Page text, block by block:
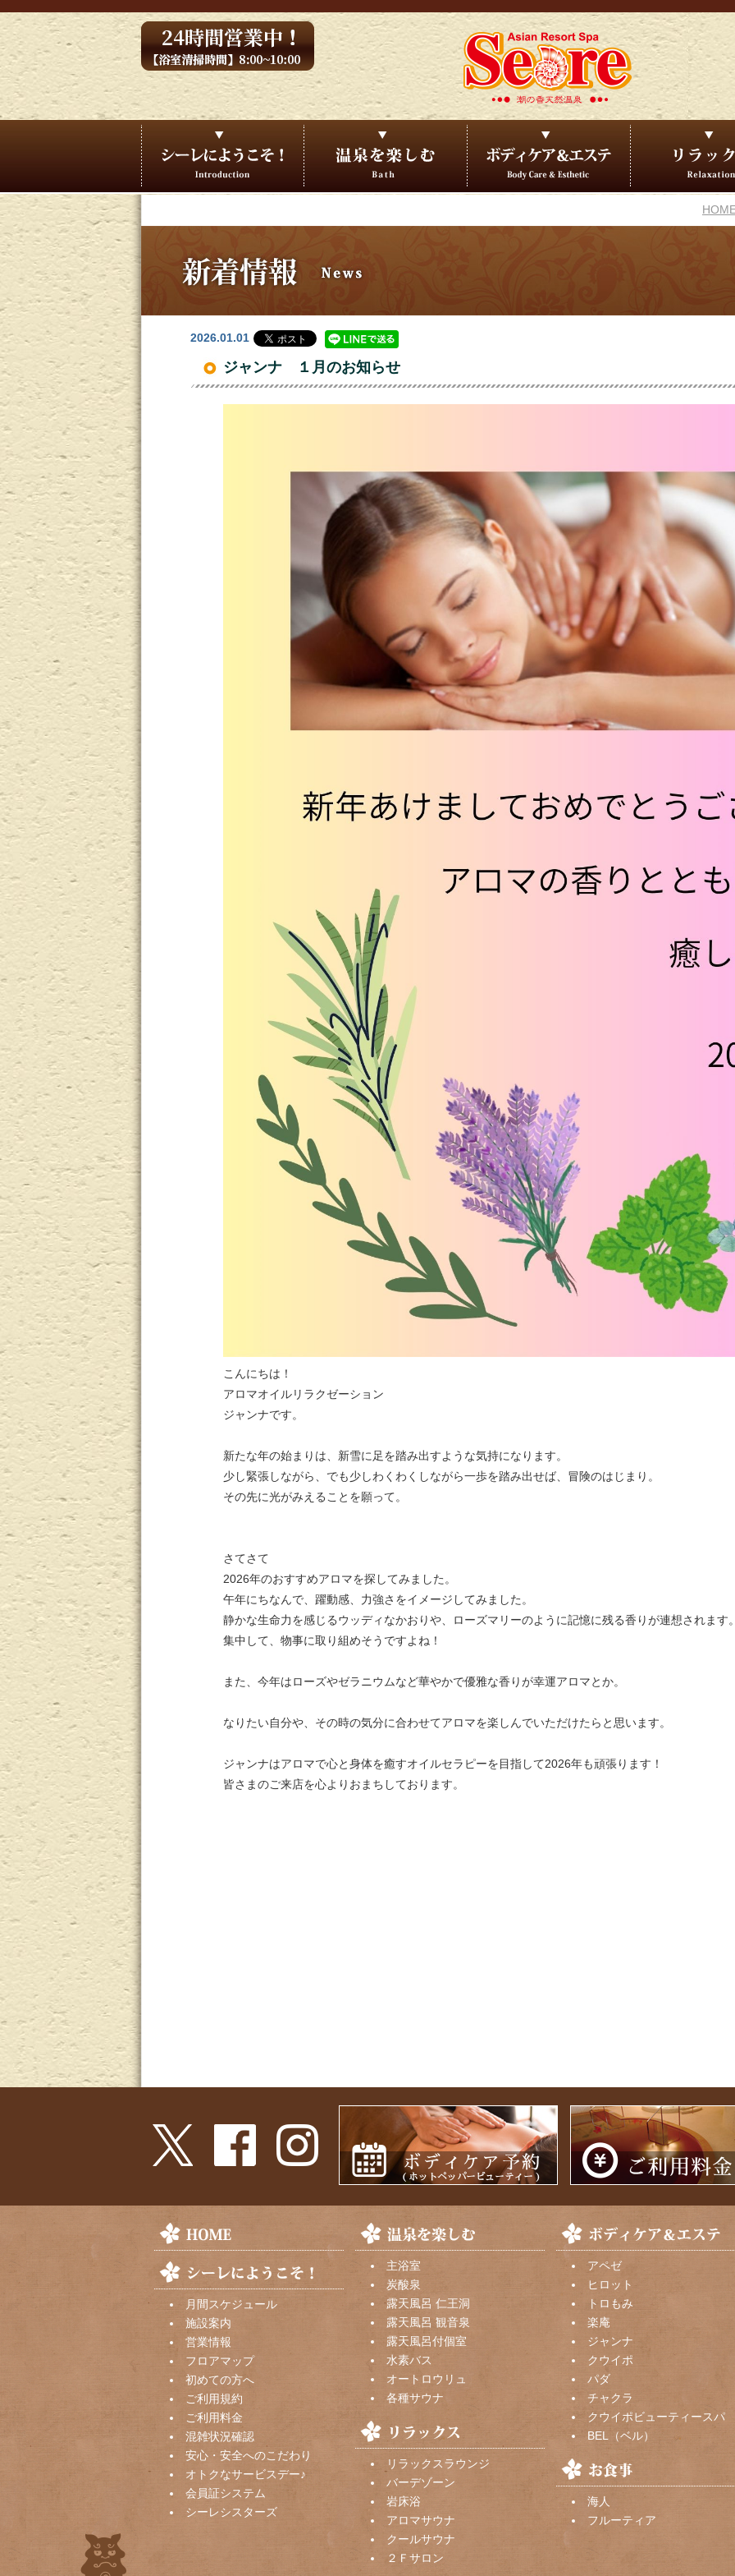
2026.01.01
ジャンナ １月のお知らせ
こんにちは！
アロマオイルリラクゼーション
ジャンナです。
新たな年の始まりは、新雪に足を踏み出すような気持になります。
少し緊張しながら、でも少しわくわくしながら一歩を踏み出せば、冒険のはじまり。
その先に光がみえることを願って。
さてさて
2026年のおすすめアロマを探してみました。
午年にちなんで、躍動感、力強さをイメージしてみました。
静かな生命力を感じるウッディなかおりや、ローズマリーのように記憶に残る香りが連想されます
集中して、物事に取り組めそうですよね！
また、今年はローズやゼラニウムなど華やかで優雅な香りが幸運アロマとか。
なりたい自分や、その時の気分に合わせてアロマを楽しんでいただけたらと思います。
ジャンナはアロマで心と身体を癒すオイルセラピーを目指して2026年も頑張ります！
皆さまのご来店を心よりおまちしております。
月間スケジュール
施設案内
営業情報
フロアマップ
初めての方へ
ご利用規約
ご利用料金
混雑状況確認
安心・安全へのこだわり
オトクなサービスデー♪
会員証システム
シーレシスターズ
主浴室
炭酸泉
露天風呂 仁王洞
露天風呂 観音泉
露天風呂付個室
水素バス
オートロウリュ
各種サウナ
リラックスラウンジ
バーデゾーン
岩床浴
アロマサウナ
クールサウナ
２Ｆサロン
アペゼ
ヒロット
トロもみ
楽庵
ジャンナ
クウイポ
パダ
チャクラ
クウイポビューティースパ
BEL（ベル）
海人
フルーティア